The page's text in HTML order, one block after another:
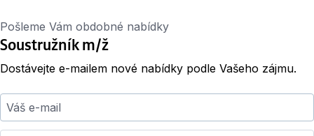
Pošleme Vám obdobné nabídky
Soustružník m/ž
Dostávejte e-mailem nové nabídky podle Vašeho zájmu.
Váš e-mail